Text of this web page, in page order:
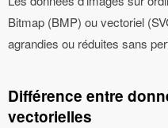
Bitmap (BMP) ou vectoriel
agrandies ou réduites sans
Différence entre
vectorielles